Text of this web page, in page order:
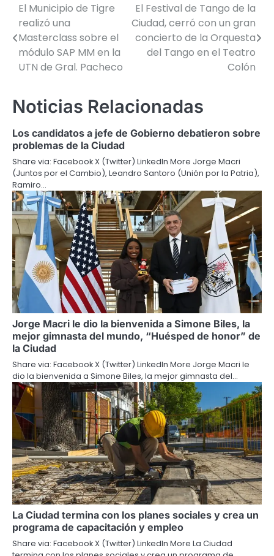
Navegación
de
entradas
El Municipio de Tigre
realizó una
Masterclass sobre el
módulo SAP MM en la
UTN de Gral. Pacheco
El Festival de Tango de la
Ciudad, cerró con un gran
concierto de la Orquesta
del Tango en el Teatro
Colón
Noticias Relacionadas
Los candidatos a jefe de Gobierno debatieron sobre
problemas de la Ciudad
Share via: Facebook X (Twitter) LinkedIn More Jorge Macri
(Juntos por el Cambio), Leandro Santoro (Unión por la Patria),
Ramiro…
Jorge Macri le dio la bienvenida a Simone Biles, la
mejor gimnasta del mundo, “Huésped de honor” de
la Ciudad
Share via: Facebook X (Twitter) LinkedIn More Jorge Macri le
dio la bienvenida a Simone Biles, la mejor gimnasta del…
La Ciudad termina con los planes sociales y crea un
programa de capacitación y empleo
Share via: Facebook X (Twitter) LinkedIn More La Ciudad